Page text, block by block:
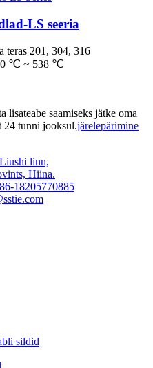
LS seeria
teras 201, 304, 316
℃ ~ 538 ℃
saamiseks jätke oma
24 tunni jooksul.järelepärimine
linn,
Hiina.
18205770885
sildid